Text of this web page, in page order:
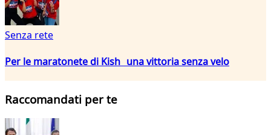
Senza rete
Per le maratonete di Kish una vittoria senza velo
Raccomandati per te